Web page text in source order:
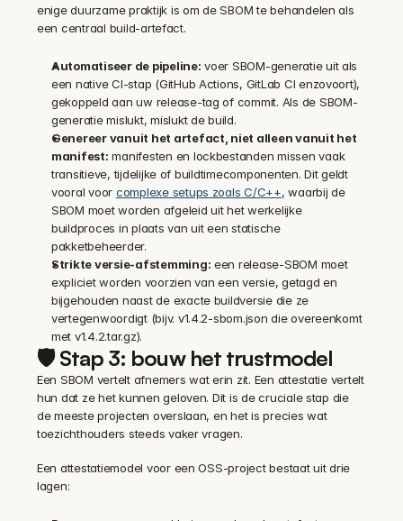
enige duurzame praktijk is om de SBOM te behandelen als
een centraal build-artefact.
Automatiseer de pipeline: voer SBOM-generatie uit als
een native CI-stap (GitHub Actions, GitLab CI enzovoort),
gekoppeld aan uw release-tag of commit. Als de SBOM-
generatie mislukt, mislukt de build.
Genereer vanuit het artefact, niet alleen vanuit het
manifest: manifesten en lockbestanden missen vaak
transitieve, tijdelijke of buildtimecomponenten. Dit geldt
vooral voor complexe setups zoals C/C++, waarbij de
SBOM moet worden afgeleid uit het werkelijke
buildproces in plaats van uit een statische
pakketbeheerder.
Strikte versie-afstemming: een release-SBOM moet
expliciet worden voorzien van een versie, getagd en
bijgehouden naast de exacte buildversie die ze
vertegenwoordigt (bijv. v1.4.2-sbom.json die overeenkomt
met v1.4.2.tar.gz).
🛡️ Stap 3: bouw het trustmodel
Een SBOM vertelt afnemers wat erin zit. Een attestatie vertelt
hun dat ze het kunnen geloven. Dit is de cruciale stap die
de meeste projecten overslaan, en het is precies wat
toezichthouders steeds vaker vragen.
Een attestatiemodel voor een OSS-project bestaat uit drie
lagen: